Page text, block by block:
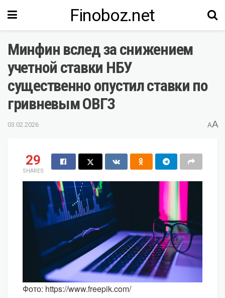
Finoboz.net
Минфин вслед за снижением
учетной ставки НБУ
существенно опустил ставки по
гривневым ОВГЗ
03.02.2026 AA
29
SHARES
Фото: https://www.freepik.com/